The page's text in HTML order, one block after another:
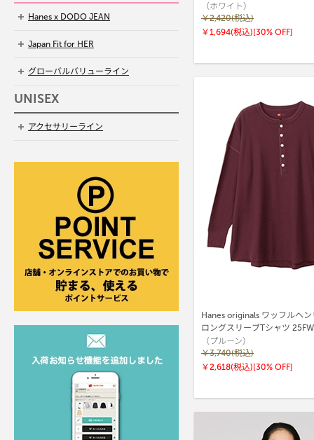
（ホワイト）
￥2,420(税込)
￥1,694(税込)[30% OFF]
Hanes originals ワッフルヘ
ロングスリーブTシャツ
(HW4-C104)
（プルーン）
￥3,740(税込)
￥2,618(税込)[30% OFF]
Hanes x DODO JEAN
Japan Fit for HER
グローバルバリューライン
UNISEX
アクセサリーライン